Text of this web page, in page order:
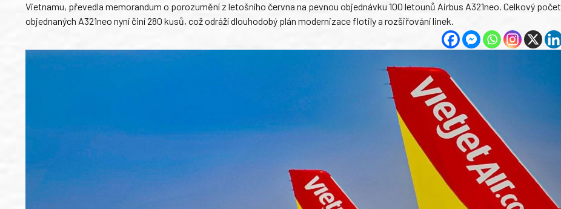
Vietnamu, převedla memorandum o porozumění z letošního června na pevnou objednávku 100 letounů Airbus A321neo. Celkový počet
objednaných A321neo nyní činí 280 kusů, což odráží dlouhodobý plán modernizace flotily a rozšiřování linek.